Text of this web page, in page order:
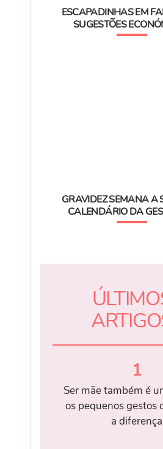
ESCAPADINHAS EM
SUGESTÕES
GRAVIDEZ SEMANA A
CALENDÁRIO DA
1
Ser mãe também é
os pequenos gestos
a diferença